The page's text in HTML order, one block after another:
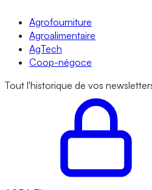
Agrofourniture
Agroalimentaire
AgTech
Coop-négoce
Tout l'historique de vos